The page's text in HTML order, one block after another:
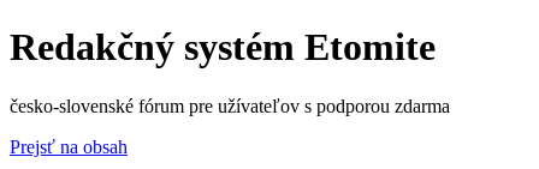
Redakčný systém Etomite
česko-slovenské fórum pre užívateľov s podporou zdarma
Prejsť na obsah